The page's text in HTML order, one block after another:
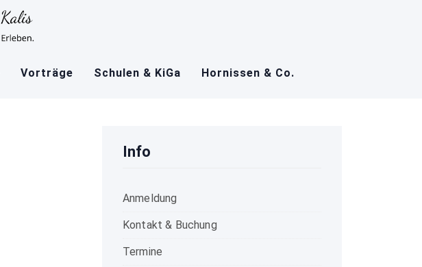
Vorträge Schulen & KiGa Hornissen & Co.
Info
Anmeldung
Kontakt & Buchung
Termine